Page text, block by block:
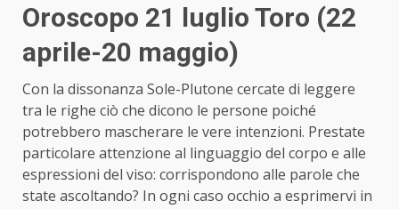
Oroscopo 21 luglio Toro (22
aprile-20 maggio)
Con la dissonanza Sole-Plutone cercate di leggere
tra le righe ciò che dicono le persone poiché
potrebbero mascherare le vere intenzioni. Prestate
particolare attenzione al linguaggio del corpo e alle
espressioni del viso: corrispondono alle parole che
state ascoltando? In ogni caso occhio a esprimervi in